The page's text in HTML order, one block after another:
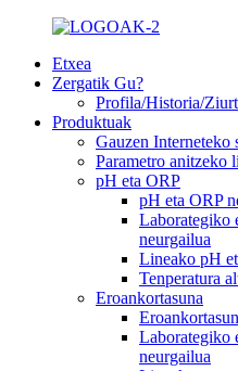
Etxea
Zergatik Gu?
Profila/Historia/
Produktuak
Gauzen Interneteko
Parametro anitzeko
pH eta ORP
pH eta ORP
Laborategiko
neurgailua
Lineako pH
Tenperatura
Eroankortasuna
Laborategiko
neurgailua